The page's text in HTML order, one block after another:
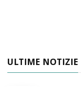
ULTIME NOTIZIE